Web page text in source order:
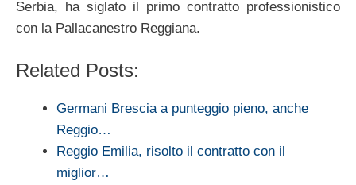
Serbia, ha siglato il primo contratto professionistico
con la Pallacanestro Reggiana.
Related Posts:
Germani Brescia a punteggio pieno, anche
Reggio…
Reggio Emilia, risolto il contratto con il
miglior…